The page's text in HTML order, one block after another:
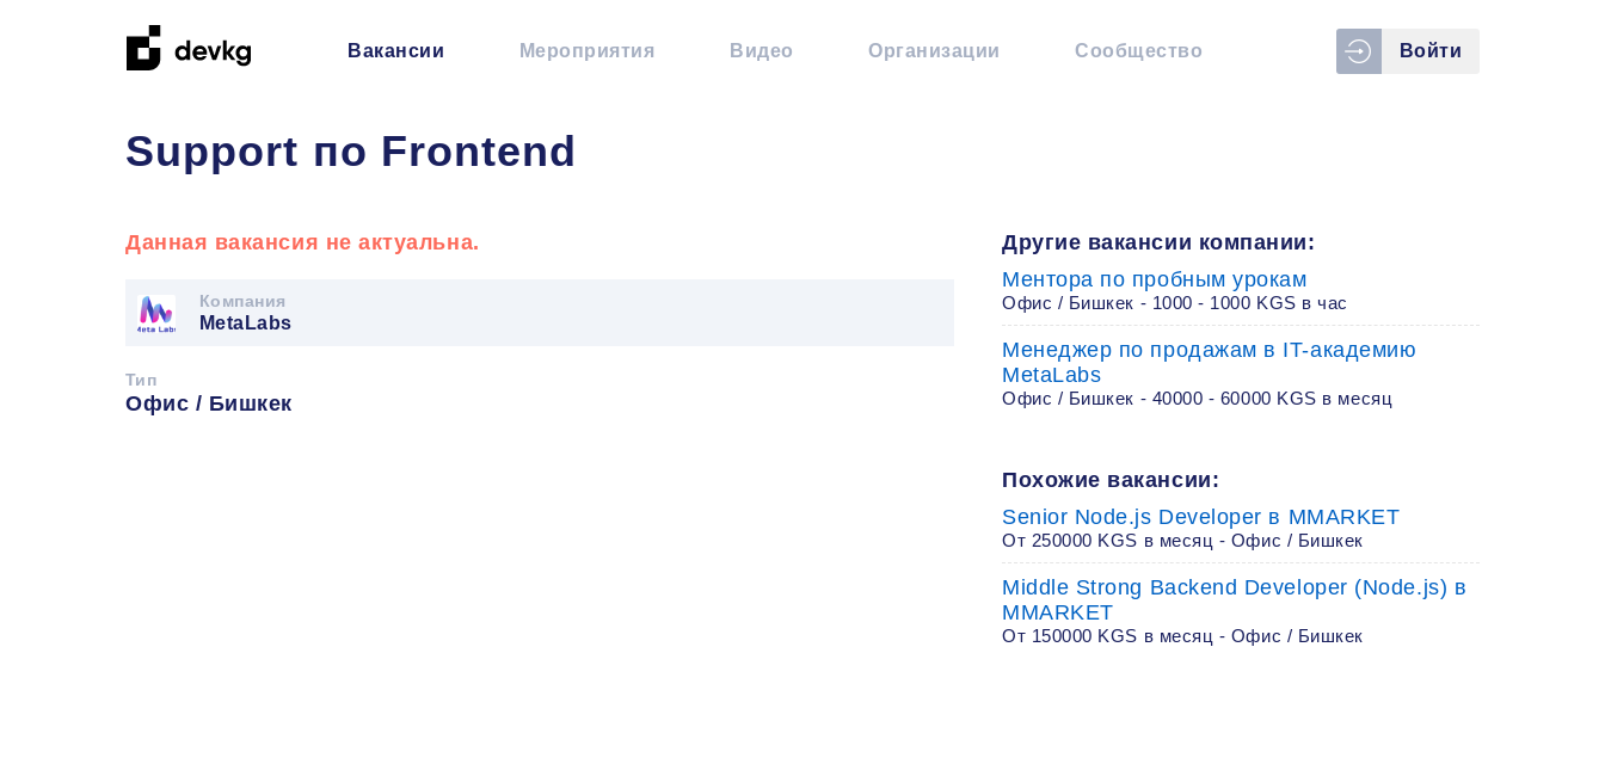
Вакансии Мероприятия Видео Организации Сообщество Войти
Support по Frontend
Данная вакансия не актуальна.
Компания
MetaLabs
Тип
Офис / Бишкек
Похожие вакансии:
Senior Node.js Developer в MMARKET
От 250000 KGS в месяц - Офис / Бишкек
Middle Strong Backend Developer (Node.js) в
MMARKET
От 150000 KGS в месяц - Офис / Бишкек
Другие вакансии компании:
Ментора по пробным урокам
Офис / Бишкек - 1000 - 1000 KGS в час
Менеджер по продажам в IT-академию
MetaLabs
Офис / Бишкек - 40000 - 60000 KGS в месяц